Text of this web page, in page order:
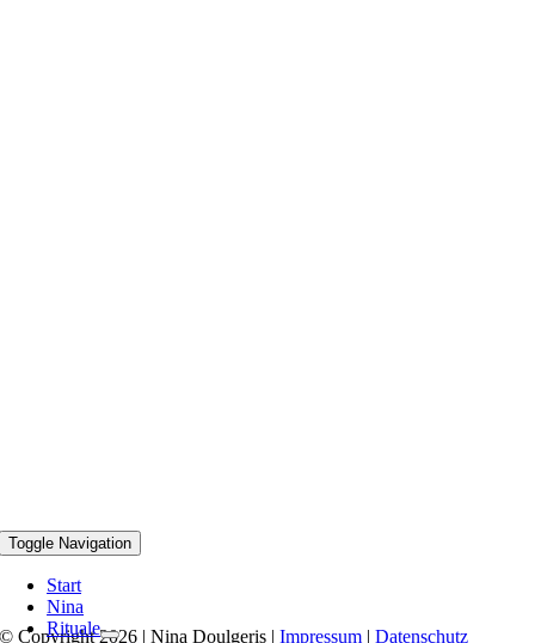
Toggle Navigation
Start
Nina
Rituale
© Copyright 2026 | Nina Doulgeris |Impressum |Datenschutz